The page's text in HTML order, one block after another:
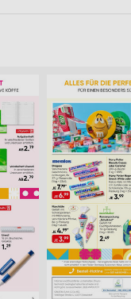
Daten aus